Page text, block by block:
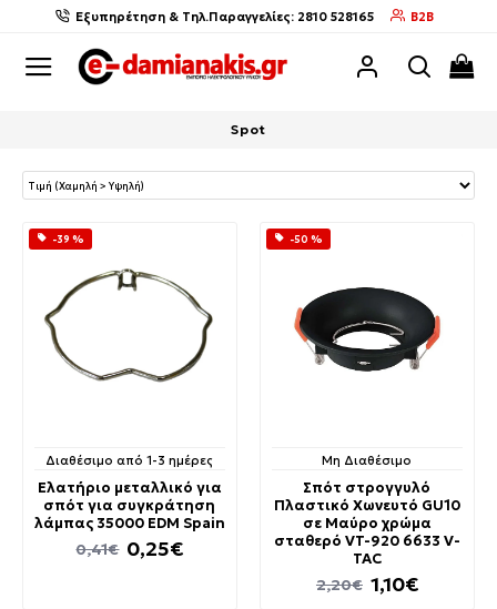
Εξυπηρέτηση & Τηλ.Παραγγελίες: 2810 528165 B2B
Spot
-39 %
Διαθέσιμο από 1-3 ημέρες
Ελατήριο μεταλλικό για
σπότ για συγκράτηση
λάμπας 35000 EDM Spain
0,25€
0,41€
-50 %
Μη Διαθέσιμο
Σπότ στρογγυλό
Πλαστικό Χωνευτό GU10
σε Μαύρο χρώμα
σταθερό VT-920 6633 V-
TAC
1,10€
2,20€